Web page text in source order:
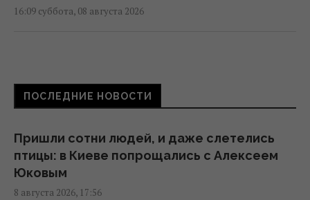
16:09 суббота, 08 августа 2026
для этого нужно
16:03 суббота, 08 августа 2026
Зеленский: Украинская оборонка может
удвоить объемы производства, но есть
условие
ПОСЛЕДНИЕ НОВОСТИ
Пришли сотни людей, и даже слетелись
птицы: в Киеве попрощались с Алексеем
Юковым
8 августа 2026, 17:56